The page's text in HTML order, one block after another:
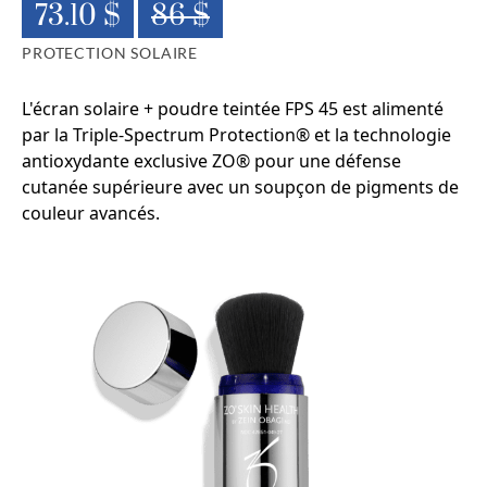
73.10 $ 86 $
PROTECTION SOLAIRE
L'écran solaire + poudre teintée FPS 45 est alimenté
par la Triple-Spectrum Protection® et la technologie
antioxydante exclusive ZO® pour une défense
cutanée supérieure avec un soupçon de pigments de
couleur avancés.